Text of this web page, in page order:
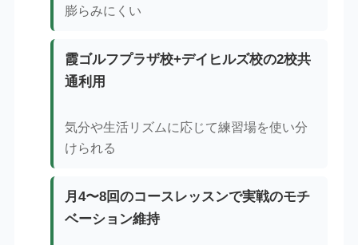
膨らみにくい
霞ゴルフプラザ校+デイヒルズ校の2校共
通利用
気分や生活リズムに応じて練習場を使い分
けられる
月4〜8回のコースレッスンで実戦のモチ
ベーション維持